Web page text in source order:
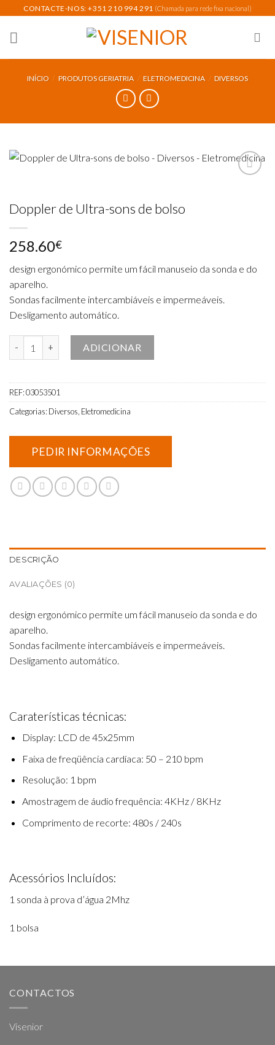
content
CONTACTE-NOS: +351 210 994 291 (Chamada para rede fixa nacional)
INÍCIO / PRODUTOS GERIATRIA / ELETROMEDICINA / DIVERSOS
Doppler de Ultra-sons de bolso
258.60€
design ergonómico permite um fácil manuseio da sonda e do
aparelho.
Sondas facilmente intercambiáveis e impermeáveis.
Desligamento automático.
ADICIONAR
REF:03053501
Categorias: Diversos Eletromedicina
DESCRIÇÃO
AVALIAÇÕES (0)
design ergonómico permite um fácil manuseio da sonda e do
aparelho.
Sondas facilmente intercambiáveis e impermeáveis.
Desligamento automático.
Caraterísticas técnicas:
Display: LCD de 45x25mm
Faixa de freqüência cardíaca: 50 – 210 bpm
Resolução: 1 bpm
Amostragem de áudio frequência: 4KHz / 8KHz
Comprimento de recorte: 480s / 240s
Acessórios Incluídos:
1 sonda à prova d’água 2Mhz
1 bolsa
CONTACTOS
Visenior